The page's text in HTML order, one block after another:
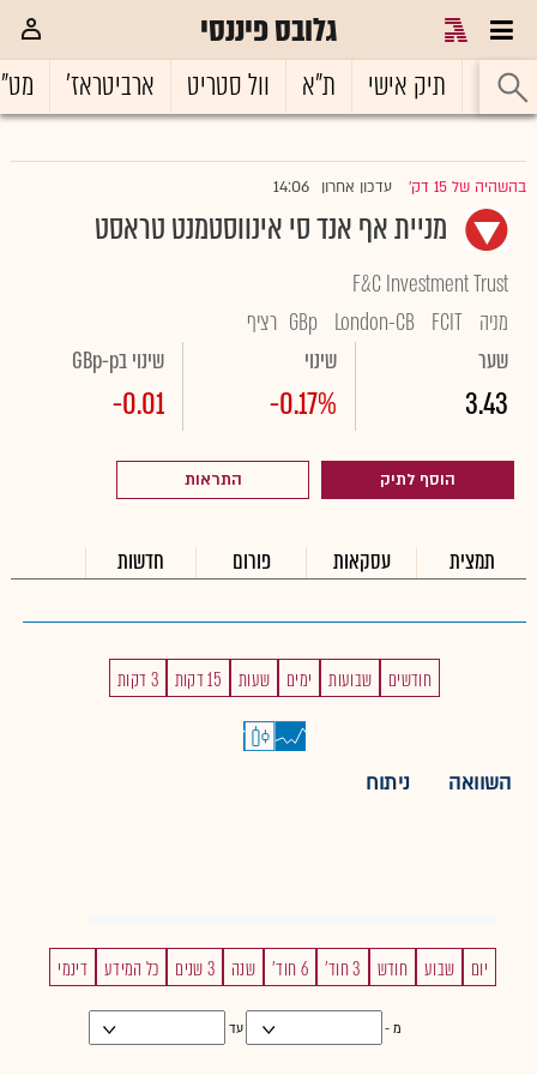
גלובס פיננסי
ראשי תיק אישי ת"א וול סטריט ארביטראז'
בהשהיה של 15 דק' עדכון אחרון 14:06
מניית אף אנד סי אינווסטמנט טראסט
F&C Investment Trust
מניה FCIT
London-CB
GBp רציף
שער
3.43
שינוי
-0.17%
שינוי בGBp-p
-0.01
הוסף לתיק התראות
תמצית עסקאות פורום חדשות
חודשים שבועות ימים שעות 15 דקות 3 דקות
השוואה ניתוח
יום שבוע חודש 3 חוד' 6 חוד' שנה 3 שנים כל המידע דינמי
מ - עד